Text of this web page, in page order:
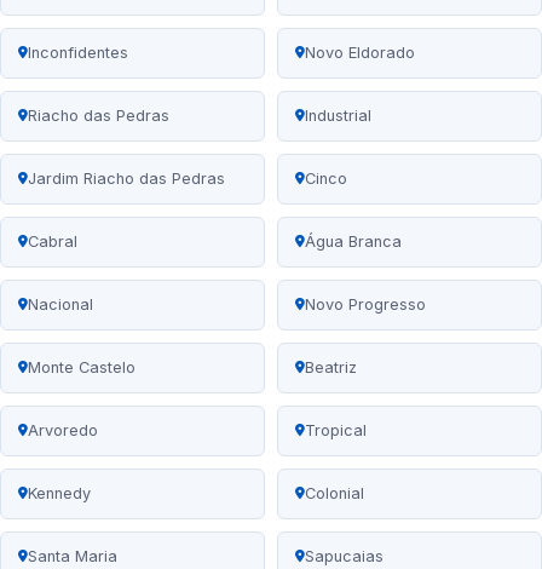
Inconfidentes Novo Eldorado
Riacho das Pedras Industrial
Jardim Riacho das Pedras Cinco
Cabral Água Branca
Nacional Novo Progresso
Monte Castelo Beatriz
Arvoredo Tropical
Kennedy Colonial
Santa Maria Sapucaias